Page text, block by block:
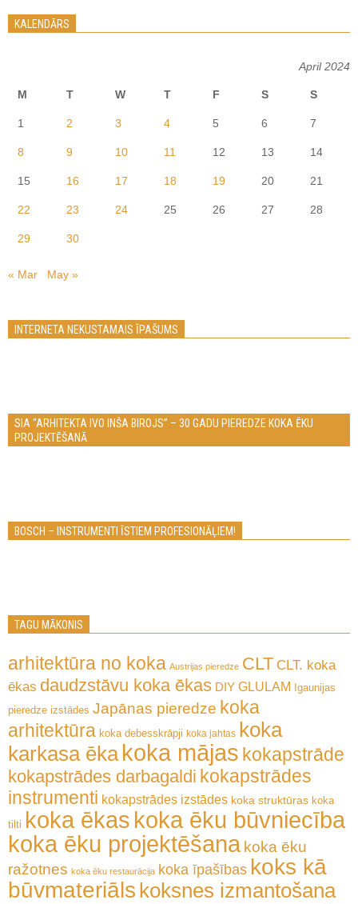
KALENDĀRS
April 2024
M T W T F S S
1 2 3 4 5 6 7
8 9 10 11 12 13 14
15 16 17 18 19 20 21
22 23 24 25 26 27 28
29 30
« Mar May »
INTERNETA NEKUSTAMAIS ĪPAŠUMS
SIA “ARHITEKTA IVO INŠA BIROJS” – 30 GADU PIEREDZE KOKA ĒKU
PROJEKTĒŠANĀ
BOSCH – INSTRUMENTI ĪSTIEM PROFESIONĀĻIEM!
TAGU MĀKONIS
arhitektūra no koka Austrijas pieredze CLT CLT. koka
ēkas daudzstāvu koka ēkas DIY GLULAM Igaunijas
pieredze izstādes Japānas pieredze koka
arhitektūra koka debesskrāpji koka jahtas koka
karkasa ēka koka mājas kokapstrāde
kokapstrādes darbagaldi kokapstrādes
instrumenti kokapstrādes izstādes koka struktūras koka
tilti koka ēkas koka ēku būvniecība
koka ēku projektēšana koka ēku
ražotnes koka ēku restaurācija koka īpašības koks kā
būvmateriāls koksnes izmantošana